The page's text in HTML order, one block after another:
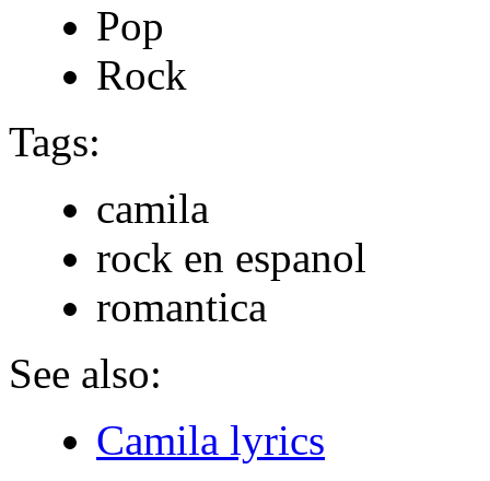
Pop
Rock
Tags:
camila
rock en espanol
romantica
See also:
Camila lyrics